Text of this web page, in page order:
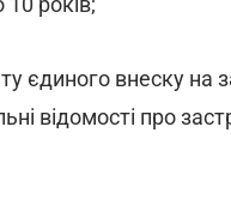
єдиного внеску на
відомості про